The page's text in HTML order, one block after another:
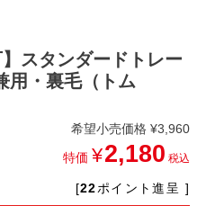
スタンダードトレー
用・裏毛（トム
希望小売価格 ¥3,960
特価 ¥2,180 税込
[22ポイント進呈 ]